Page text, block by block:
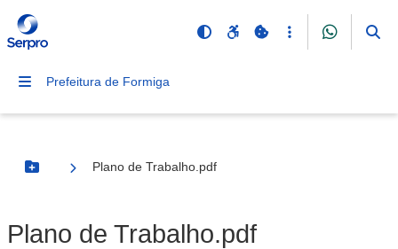
Prefeitura de Formiga
Botão Menu
Plano de Trabalho.pdf
Plano de Trabalho.pdf